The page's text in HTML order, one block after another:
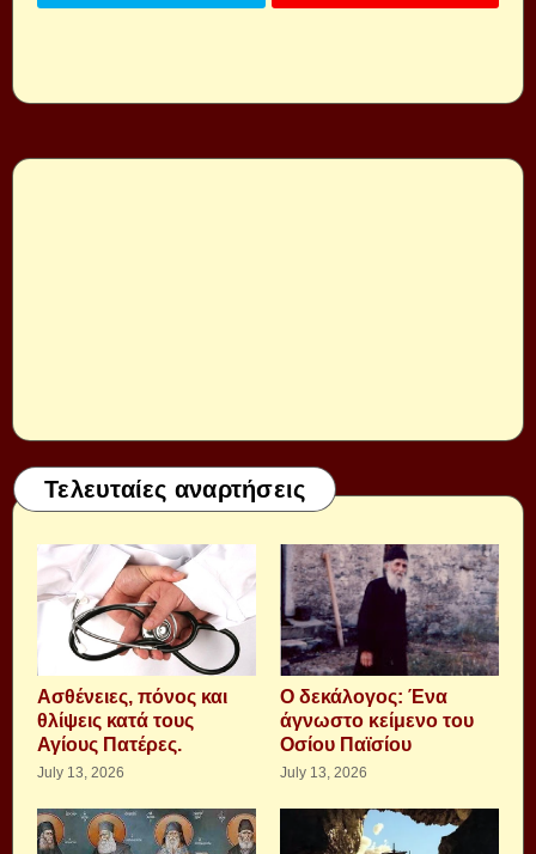
Τελευταίες αναρτήσεις
Aσθένειες, πόνος και
θλίψεις κατά τους
Αγίους Πατέρες.
July 13, 2026
Ο δεκάλογος: Ένα
άγνωστο κείμενο του
Οσίου Παϊσίου
July 13, 2026